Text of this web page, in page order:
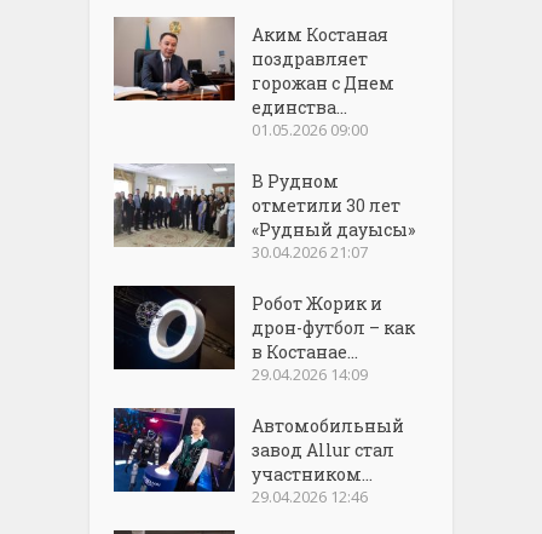
Аким Костаная
поздравляет
горожан с Днем
единства...
01.05.2026 09:00
В Рудном
отметили 30 лет
«Рудный дауысы»
30.04.2026 21:07
Робот Жорик и
дрон-футбол – как
в Костанае...
29.04.2026 14:09
Автомобильный
завод Allur стал
участником...
29.04.2026 12:46